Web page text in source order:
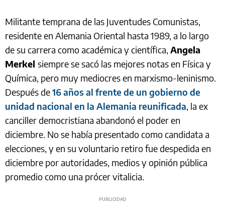
Militante temprana de las Juventudes Comunistas,
residente en Alemania Oriental hasta 1989, a lo largo
de su carrera como académica y científica, Angela
Merkel siempre se sacó las mejores notas en Física y
Química, pero muy mediocres en marxismo-leninismo.
Después de16 años al frente de un gobierno de
unidad nacional en la Alemania reunificada, la ex
canciller democristiana abandonó el poder en
diciembre. No se había presentado como candidata a
elecciones, y en su voluntario retiro fue despedida en
diciembre por autoridades, medios y opinión pública
promedio como una prócer vitalicia.